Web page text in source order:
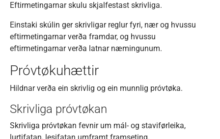
Eftirmetingarnar skulu skjalfestast skrivliga.
Einstaki skúlin ger skrivligar reglur fyri, nær og hvussu
eftirmetingarnar verða framdar, og hvussu
eftirmetingarnar verða latnar næmingunum.
Próvtøkuhættir
Hildnar verða ein skrivlig og ein munnlig próvtøka.
Skrivliga próvtøkan
Skrivliga próvtøkan fevnir um mál- og staviførleika,